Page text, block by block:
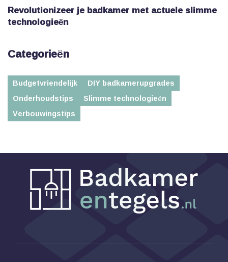
Revolutionizeer je badkamer met actuele slimme
technologieën
Categorieën
Budgetvriendelijk
DIY badkamerupgrades
Onderhoudstips
Slimme technologieën
Verbouwingstips